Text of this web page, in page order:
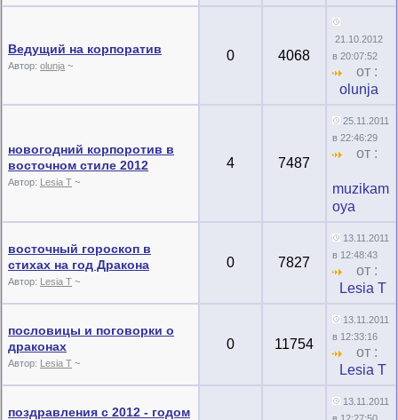
Ведущий на корпоратив
Автор: olunja ~
0 4068
21.10.2012
в 20:07:52
от :
olunja
новогодний корпоротив в
восточном стиле 2012
Автор: Lesia T ~
4 7487
25.11.2011
в 22:46:29
от :
muzikam
oya
восточный гороскоп в
стихах на год Дракона
Автор: Lesia T ~
0 7827
13.11.2011
в 12:48:43
от :
Lesia T
пословицы и поговорки о
драконах
Автор: Lesia T ~
0 11754
13.11.2011
в 12:33:16
от :
Lesia T
поздравления с 2012 - годом
13.11.2011